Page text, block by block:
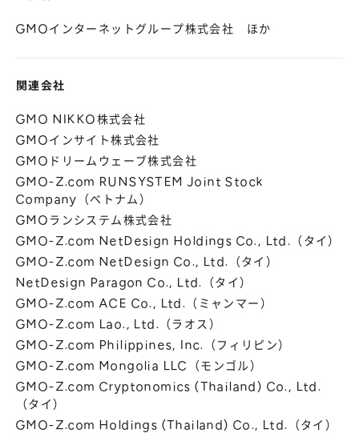
GMOインターネットグループ株式会社 ほか
関連会社
GMO NIKKO株式会社
GMOインサイト株式会社
GMOドリームウェーブ株式会社
GMO-Z.com RUNSYSTEM Joint Stock
Company（ベトナム）
GMOランシステム株式会社
GMO-Z.com NetDesign Holdings Co., Ltd.（タイ）
GMO-Z.com NetDesign Co., Ltd.（タイ）
NetDesign Paragon Co., Ltd.（タイ）
GMO-Z.com ACE Co., Ltd.（ミャンマー）
GMO-Z.com Lao., Ltd.（ラオス）
GMO-Z.com Philippines, Inc.（フィリピン）
GMO-Z.com Mongolia LLC（モンゴル）
GMO-Z.com Cryptonomics (Thailand) Co., Ltd.
（タイ）
GMO-Z.com Holdings (Thailand) Co., Ltd.（タイ）